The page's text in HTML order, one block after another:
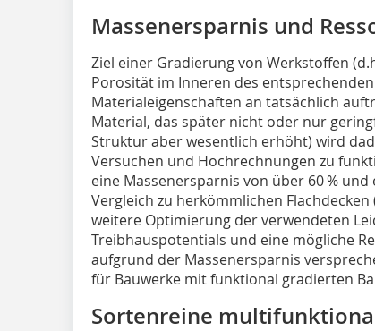
Massenersparnis und
Ziel einer Gradierung von Werkstoffen
Porosität im Inneren des
Materialeigenschaften an tatsächlich
Material, das später nicht oder nur
Struktur aber wesentlich erhöht) wird
Versuchen und Hochrechnungen zu
eine Massenersparnis von über 60 % und
Vergleich zu herkömmlichen
weitere Optimierung der verwendeten
Treibhaus­potentials und eine mögliche
aufgrund der Massenersparnis
für Bauwerke mit funktional gradierten
Sortenreine